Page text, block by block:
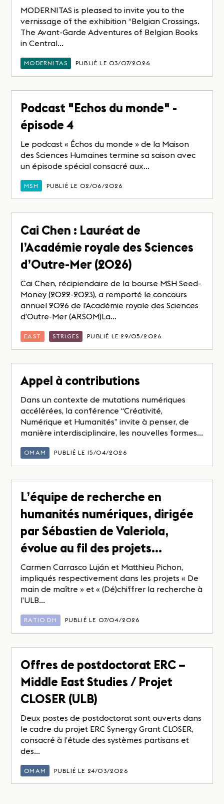
MODERNITAS is pleased to invite you to the
vernissage of the exhibition “Belgian Crossings.
The Avant-Garde Adventures of Belgian Books
in Central...
MODERNITAS PUBLIÉ LE 03/07/2026
Podcast "Echos du monde" -
épisode 4
Le podcast « Échos du monde » de la Maison
des Sciences Humaines termine sa saison avec
un épisode spécial consacré aux...
MSH PUBLIÉ LE 02/06/2026
Cai Chen : Lauréat de
l’Académie royale des Sciences
d’Outre-Mer (2026)
Cai Chen, récipiendaire de la bourse MSH Seed-
Money (2022-2023), a remporté le concours
annuel 2026 de l’Académie royale des Sciences
d’Outre-Mer (ARSOM)La...
EAST STRIGES PUBLIÉ LE 29/05/2026
Appel à contributions
Dans un contexte de mutations numériques
accélérées, la conférence “Créativité,
Numérique et Humanités” invite à penser, de
manière interdisciplinaire, les nouvelles formes...
OMAM PUBLIÉ LE 15/04/2026
L’équipe de recherche en
humanités numériques, dirigée
par Sébastien de Valeriola,
évolue au fil des projets…
Carmen Carrasco Luján et Matthieu Pichon,
impliqués respectivement dans les projets « De
main de maître » et « (Dé)chiffrer la recherche à
l’ULB...
RATIO DH PUBLIÉ LE 07/04/2026
Offres de postdoctorat ERC –
Middle East Studies / Projet
CLOSER (ULB)
Deux postes de postdoctorat sont ouverts dans
le cadre du projet ERC Synergy Grant CLOSER,
consacré à l’étude des systèmes partisans et
des...
OMAM PUBLIÉ LE 24/03/2026